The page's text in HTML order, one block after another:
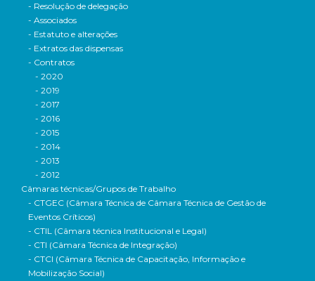
- Resolução de delegação
- Associados
- Estatuto e alterações
- Extratos das dispensas
- Contratos
- 2020
- 2019
- 2017
- 2016
- 2015
- 2014
- 2013
- 2012
Câmaras técnicas/Grupos de Trabalho
- CTGEC (Câmara Técnica de Câmara Técnica de Gestão de
Eventos Críticos)
- CTIL (Câmara técnica Institucional e Legal)
- CTI (Câmara Técnica de Integração)
- CTCI (Câmara Técnica de Capacitação, Informação e
Mobilização Social)